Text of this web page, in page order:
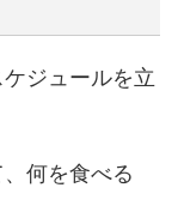
ジュールを立
何を食べる